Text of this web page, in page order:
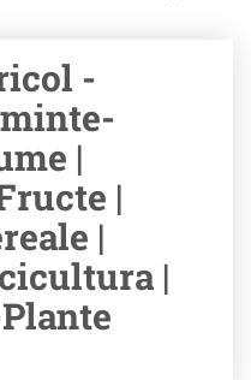
-
|
|
|
|